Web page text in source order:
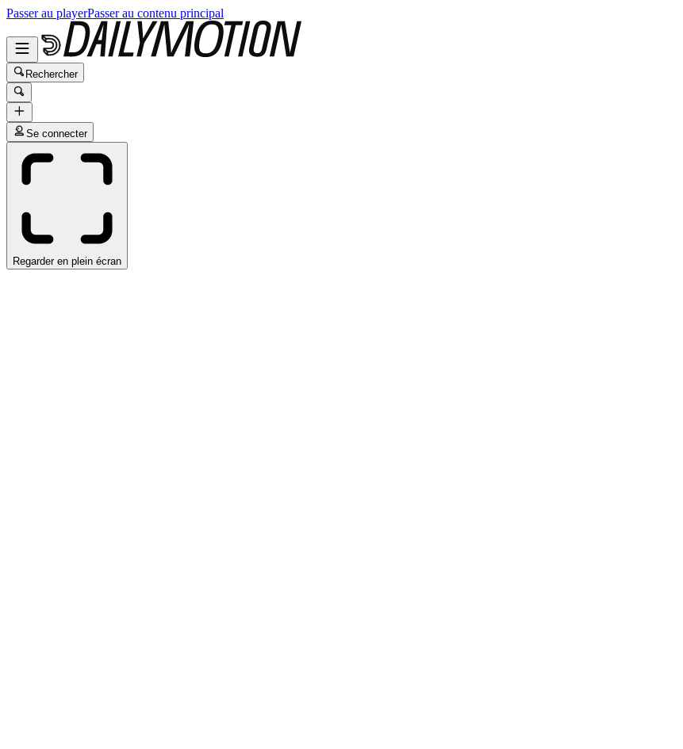
Passer au playerPasser au contenu principal
Rechercher
Se connecter
Regarder en plein écran